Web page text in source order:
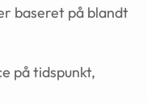
baseret på blandt
på tidspunkt,